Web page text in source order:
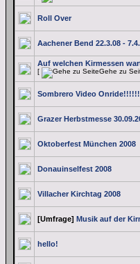
Roll Over
Aachener Bend 22.3.08 -
Auf welchen Kirmessen
[ Gehe zu
Sombrero Video
Grazer Herbstmesse
Oktoberfest München 2008
Donauinselfest 2008
Villacher Kirchtag 2008
[Umfrage] Musik auf der
hello!